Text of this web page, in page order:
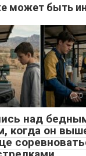
может быть
0
над
когда он